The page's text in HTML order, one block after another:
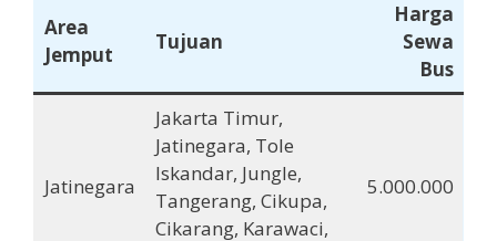
Area
Jemput
Tujuan
Harga
Sewa
Bus
Jatinegara
Jakarta Timur,
Jatinegara, Tole
Iskandar, Jungle,
Tangerang, Cikupa,
Cikarang, Karawaci,
5.000.000